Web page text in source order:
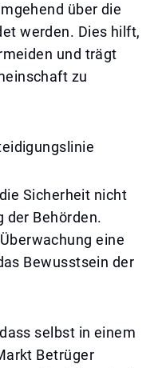
über die
werden. Dies hilft,
und trägt
zu
Sicherheit nicht
der Behörden.
eine
Bewusstsein der
selbst in einem
Betrüger